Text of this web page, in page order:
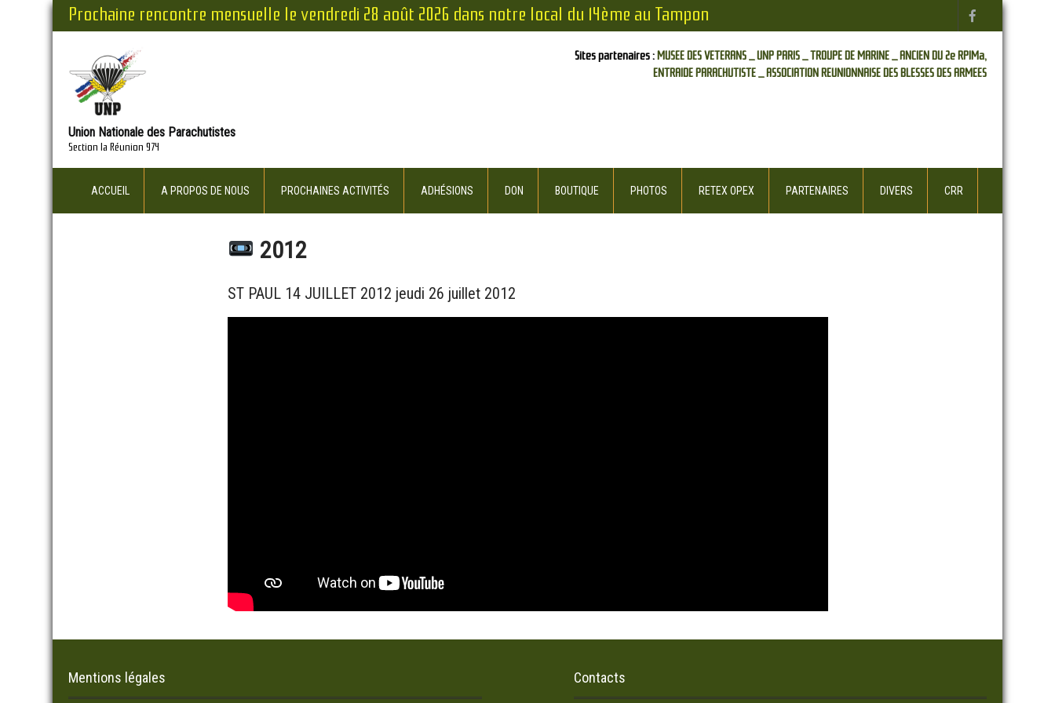
Prochaine rencontre mensuelle le vendredi 28 août 2026 dans notre local du 14ème au Tampon
Union Nationale des Parachutistes
Section la Réunion 974
Sites partenaires :MUSEE DES VETERANS _UNP PARIS _TROUPE DE MARINE _ANCIEN DU 2e RPIMa,
ENTRAIDE PARACHUTISTE _ASSOCIATION REUNIONNAISE DES BLESSES DES ARMEES
ACCUEIL A PROPOS DE NOUS PROCHAINES ACTIVITÉS ADHÉSIONS DON BOUTIQUE PHOTOS RETEX OPEX PARTENAIRES DIVERS CRR
2012
ST PAUL 14 JUILLET 2012 ‎jeudi ‎26 ‎juillet ‎2012
Mentions légales Contacts